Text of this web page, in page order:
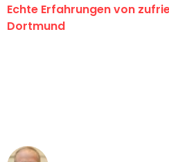
Echte Erfahrungen von
Dortmund